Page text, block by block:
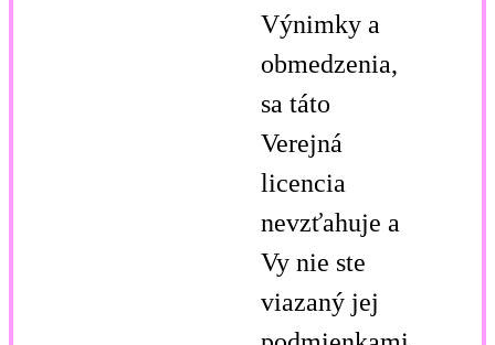
Výnimky a
obmedzenia,
sa táto
Verejná
licencia
nevzťahuje a
Vy nie ste
viazaný jej